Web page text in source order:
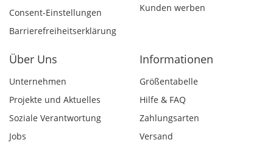
Consent-Einstellungen
Barrierefreiheitserklärung
Kunden werben
Über Uns
Unternehmen
Projekte und Aktuelles
Soziale Verantwortung
Jobs
Informationen
Größentabelle
Hilfe & FAQ
Zahlungsarten
Versand